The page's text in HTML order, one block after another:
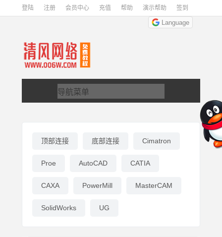
登陆 注册 会员中心 充值 帮助 演示帮助 签到
Language
顶部连接 底部连接 Cimatron
Proe AutoCAD CATIA
CAXA PowerMill MasterCAM
SolidWorks UG